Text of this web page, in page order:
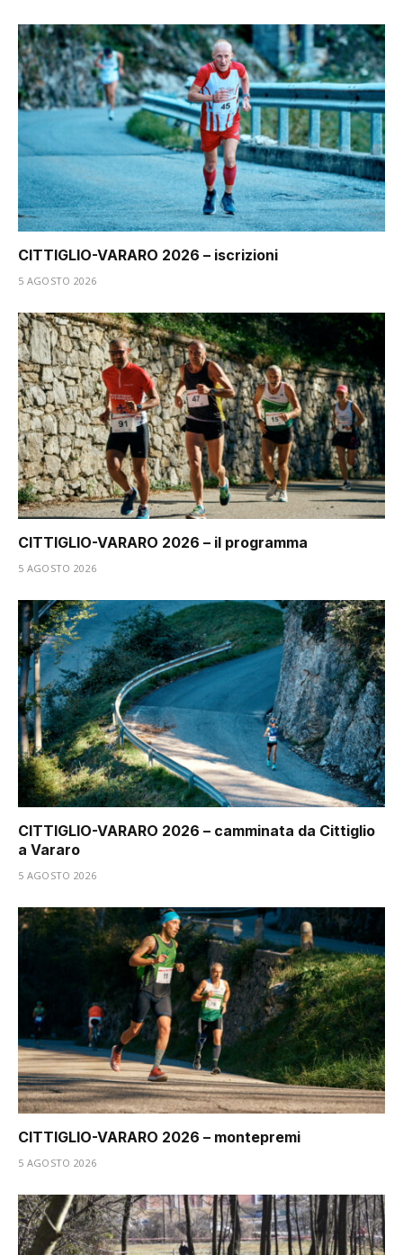
CITTIGLIO-VARARO 2026 – iscrizioni
5 AGOSTO 2026
CITTIGLIO-VARARO 2026 – il programma
5 AGOSTO 2026
CITTIGLIO-VARARO 2026 – camminata da Cittiglio
a Vararo
5 AGOSTO 2026
CITTIGLIO-VARARO 2026 – montepremi
5 AGOSTO 2026